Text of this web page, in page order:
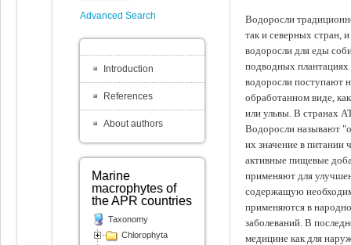
Водоросли
так и северных стран,
водоросли для еды
подводных
водоросли поступают
обработанном виде,
или ульвы. В странах
Водоросли называют
их значение в питании
активные пищевые
применяют для
содержащую
применяются в
заболеваний. В
медицине как для
Advanced Search
Introduction
References
About authors
Marine
macrophytes of
the APR countries
Taxonomy
Chlorophyta